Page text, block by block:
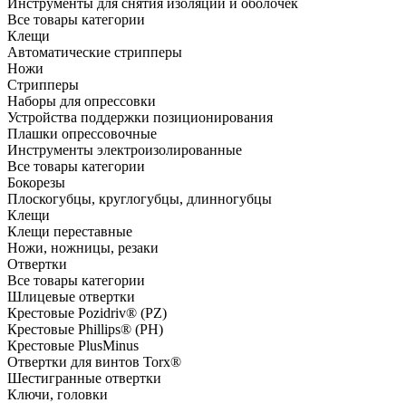
Инструменты для снятия изоляции и оболочек
Все товары категории
Клещи
Автоматические стрипперы
Ножи
Стрипперы
Наборы для опрессовки
Устройства поддержки позиционирования
Плашки опрессовочные
Инструменты электроизолированные
Все товары категории
Бокорезы
Плоскогубцы, круглогубцы, длинногубцы
Клещи
Клещи переставные
Ножи, ножницы, резаки
Отвертки
Все товары категории
Шлицевые отвертки
Крестовые Pozidriv® (PZ)
Крестовые Phillips® (PH)
Крестовые PlusMinus
Отвертки для винтов Torx®
Шестигранные отвертки
Ключи, головки